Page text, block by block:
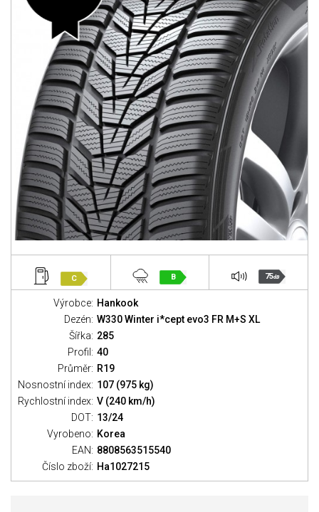
C B 75dB
Výrobce: Hankook
Dezén: W330 Winter i*cept evo3 FR M+S XL
Šířka: 285
Profil: 40
Průměr: R19
Nosnostní index: 107 (975 kg)
Rychlostní index: V (240 km/h)
DOT: 13/24
Vyrobeno: Korea
EAN: 8808563515540
Číslo zboží: Ha1027215